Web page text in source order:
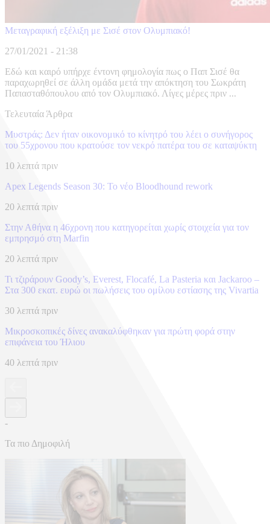
Μεταγραφική εξέλιξη με Σισέ στον Ολυμπιακό!
27/01/2021 - 21:38
Εδώ και καιρό υπήρχε έντονη φημολογία πως ο Παπ Σισέ θα
παραχωρηθεί σε άλλη ομάδα μετά την απόκτηση του Σωκράτη
Παπασταθόπουλου από τον Ολυμπιακό. Λίγες μέρες πριν ...
Τελευταία Άρθρα
Μυστράς: Δεν ήταν οικονομικό το κίνητρό του λέει ο συνήγορος
του 55χρονου που κρατούσε τον νεκρό πατέρα του σε καταψύκτη
10 λεπτά πριν
Apex Legends Season 30: Το νέο Bloodhound rework
20 λεπτά πριν
Στην Αθήνα η 46χρονη που κατηγορείται χωρίς στοιχεία για τον
εμπρησμό στη Marfin
20 λεπτά πριν
Τι τζιράρουν Goody’s, Everest, Flocafé, La Pasteria και Jackaroo –
Στα 300 εκατ. ευρώ οι πωλήσεις του ομίλου εστίασης της Vivartia
30 λεπτά πριν
Μικροσκοπικές δίνες ανακαλύφθηκαν για πρώτη φορά στην
επιφάνεια του Ήλιου
40 λεπτά πριν
-
Τα πιο Δημοφιλή